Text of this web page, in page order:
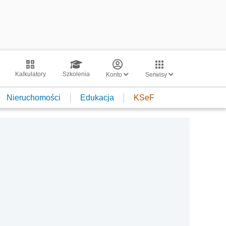
Kalkulatory Szkolenia Konto Serwisy
Nieruchomości Edukacja KSeF